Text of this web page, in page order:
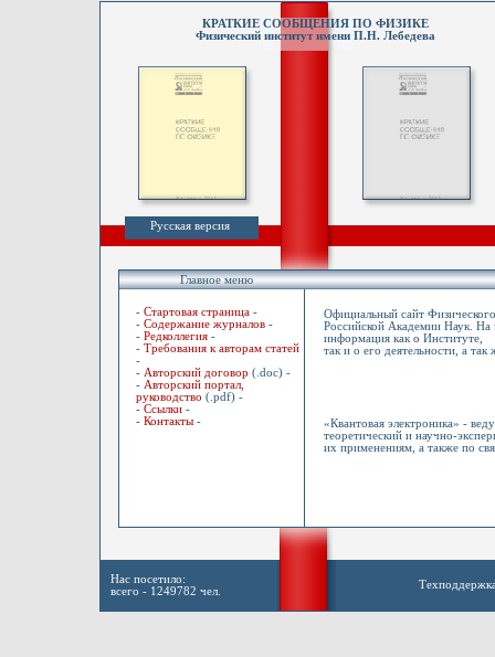
КРАТКИЕ СООБЩЕНИЯ ПО ФИЗИКЕ
Физический институт имени П.Н. Лебедева
Русская версия
Главное меню
- Стартовая страница -
- Содержание журналов -
- Редколлегия -
- Требования к авторам статей
-
- Авторский договор (.doc) -
- Авторский портал,
руководство (.pdf) -
- Ссылки -
- Контакты -
Официальный сайт
Российской Академии Наук. На
информация как о Институте,
так и о его деятельности, а
«Квантовая электроника» -
теоретический и научно-
их применениям, а также по
Нас посетило:
всего - 1249782 чел.